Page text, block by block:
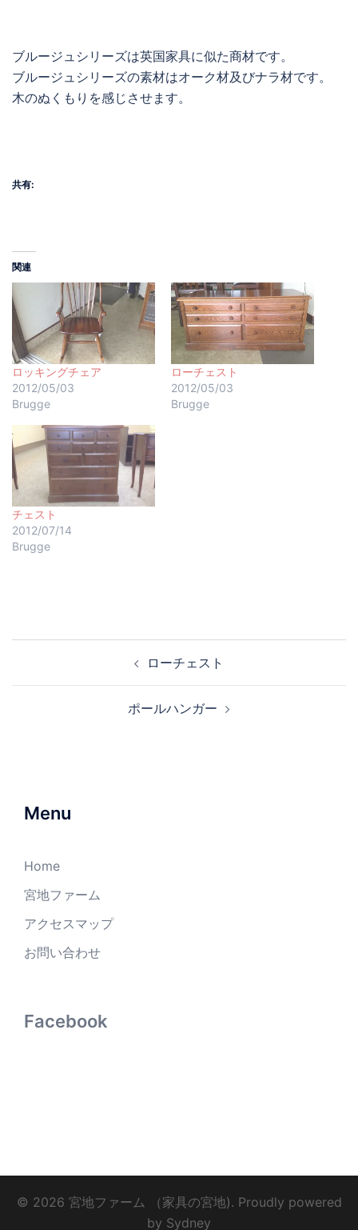
ブルージュシリーズは英国家具に似た商材です。
ブルージュシリーズの素材はオーク材及びナラ材です。
木のぬくもりを感じさせます。
共有:
関連
ロッキングチェア
2012/05/03
Brugge
ローチェスト
2012/05/03
Brugge
チェスト
2012/07/14
Brugge
ローチェスト
ポールハンガー
Menu
Home
宮地ファーム
アクセスマップ
お問い合わせ
Facebook
© 2026 宮地ファーム （家具の宮地). Proudly powered
by Sydney